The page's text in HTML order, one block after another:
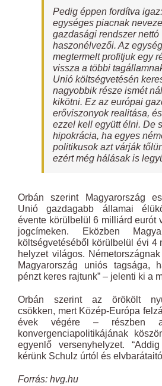
Pedig éppen fordítva
egységes piacnak
gazdasági rendszer nettó
haszonélvezői. Az
megtermelt profitjuk egy
vissza a többi
Unió költségvetésén
nagyobbik része ismét
kikötni. Ez az európai
erőviszonyok realitása,
ezzel kell együtt élni. De
hipokrácia, ha egyes
politikusok azt várják
ezért még hálásak is
Orbán szerint Magyarország
Unió gazdagabb államai
évente körülbelül 6 milliárd eurót
jogcímeken. Eközben
költségvetéséből körülbelül évi 4
helyzet világos.
Magyarország uniós tagsága,
pénzt keres rajtunk” – jelenti ki a
Orbán szerint az örökölt
csökken, mert Közép-Európa
évek végére – részben
konvergenciapolitikájának
egyenlő versenyhelyzet.
kérünk Schulz úrtól és
Forrás: hvg.hu